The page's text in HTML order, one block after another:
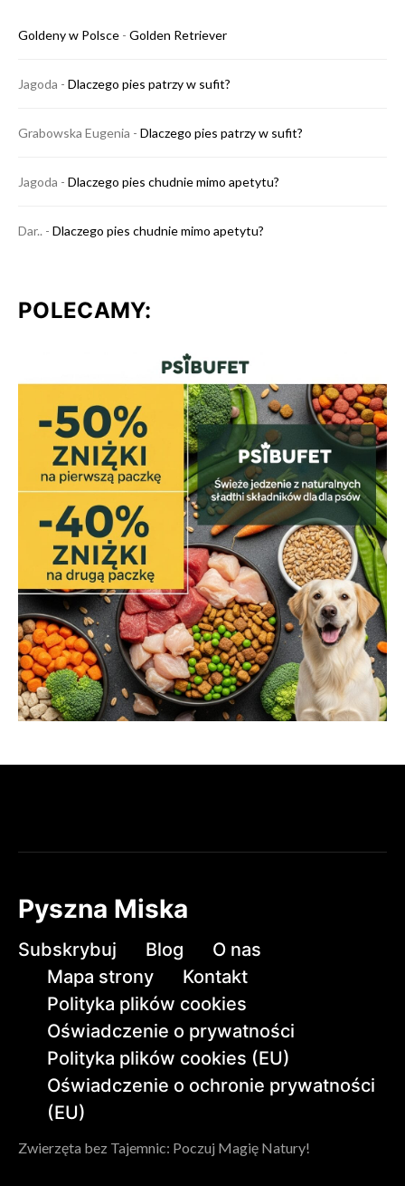
Goldeny w Polsce - Golden Retriever
Jagoda - Dlaczego pies patrzy w sufit?
Grabowska Eugenia - Dlaczego pies patrzy w sufit?
Jagoda - Dlaczego pies chudnie mimo apetytu?
Dar.. - Dlaczego pies chudnie mimo apetytu?
POLECAMY:
Pyszna Miska
Subskrybuj Blog
O nas
Mapa strony
Kontakt
Polityka plików cookies
Oświadczenie o prywatności
Polityka plików cookies (EU)
Oświadczenie o ochronie prywatności
(EU)
Zwierzęta bez Tajemnic: Poczuj Magię Natury!